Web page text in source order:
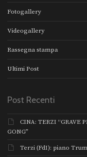
Fotogallery
Videogallery
Rassegna stampa
Ultimi Post
Post Recenti
CINA: TERZI “GRAVE
GONG”
Terzi (FdI): piano